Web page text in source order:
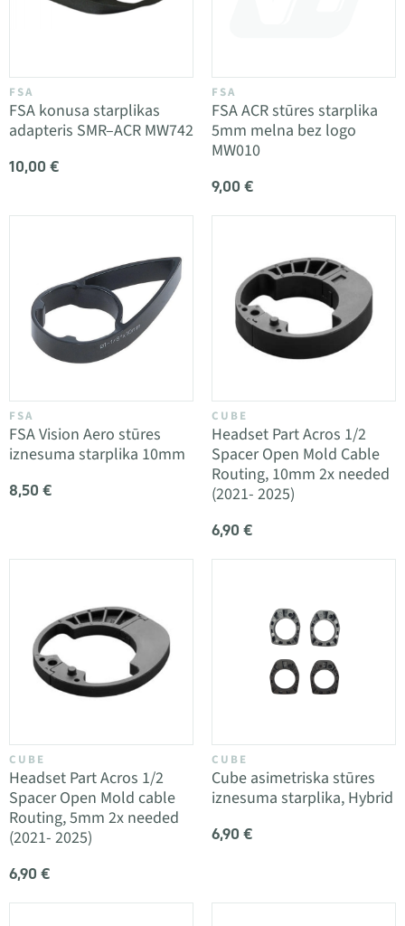
FSA
FSA konusa starplikas
adapteris SMR–ACR MW742
10,00 €
FSA
FSA ACR stūres starplika
5mm melna bez logo
MW010
9,00 €
FSA
FSA Vision Aero stūres
iznesuma starplika 10mm
8,50 €
CUBE
Headset Part Acros 1/2
Spacer Open Mold Cable
Routing, 10mm 2x needed
(2021- 2025)
6,90 €
CUBE
Headset Part Acros 1/2
Spacer Open Mold cable
Routing, 5mm 2x needed
(2021- 2025)
6,90 €
CUBE
Cube asimetriska stūres
iznesuma starplika, Hybrid
6,90 €